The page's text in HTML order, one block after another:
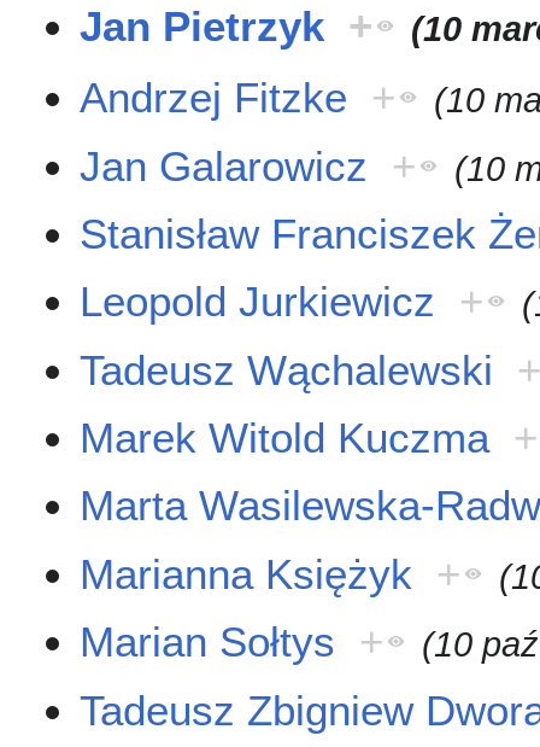
Jan Pietrzyk + (10
Andrzej Fitzke + (10
Jan Galarowicz + (10
Stanisław Franciszek
Leopold Jurkiewicz
+
Tadeusz Wąchalewski
Marek Witold Kuczma +
Marta Wasilewska-
Marianna Księżyk +
Marian Sołtys + (10
Tadeusz Zbigniew